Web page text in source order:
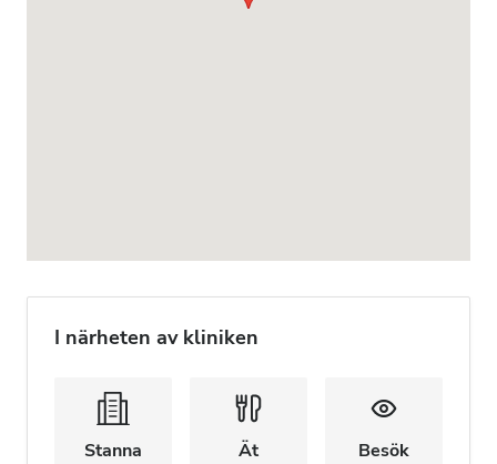
I närheten av kliniken
Stanna Ät Besök